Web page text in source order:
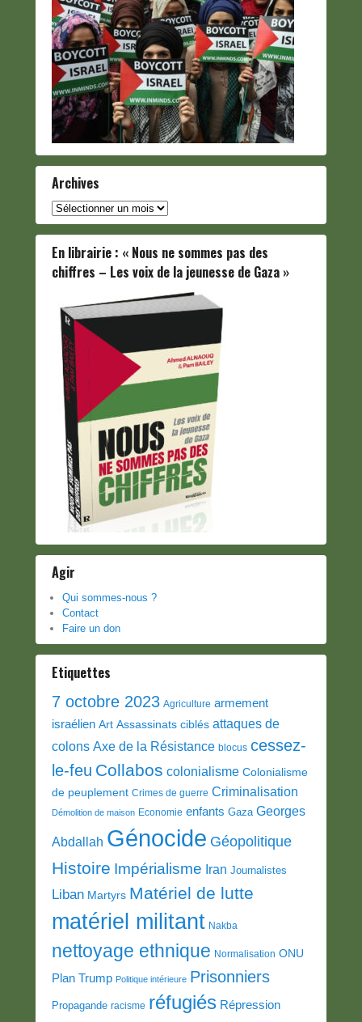
Archives
Archives
En librairie : « Nous ne sommes pas des
chiffres – Les voix de la jeunesse de Gaza »
Agir
Qui sommes-nous ?
Contact
Faire un don
Etiquettes
7 octobre 2023 Agriculture armement
israélien Art Assassinats ciblés attaques de
colons Axe de la Résistance blocus cessez-
le-feu Collabos colonialisme Colonialisme
de peuplement Crimes de guerre Criminalisation
Démolition de maison Economie enfants Gaza Georges
Abdallah Génocide Géopolitique
Histoire Impérialisme Iran Journalistes
Liban Martyrs Matériel de lutte
matériel militant Nakba
nettoyage ethnique Normalisation ONU
Plan Trump Politique intérieure Prisonniers
Propagande racisme réfugiés Répression